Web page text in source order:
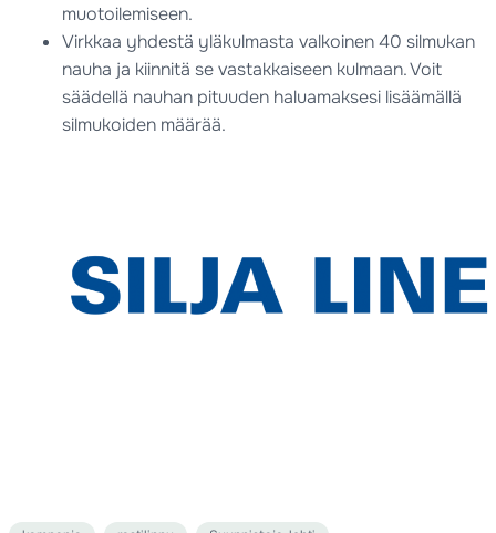
muotoilemiseen.
Virkkaa yhdestä yläkulmasta valkoinen 40 silmukan
nauha ja kiinnitä se vastakkaiseen kulmaan. Voit
säädellä nauhan pituuden haluamaksesi lisäämällä
silmukoiden määrää.